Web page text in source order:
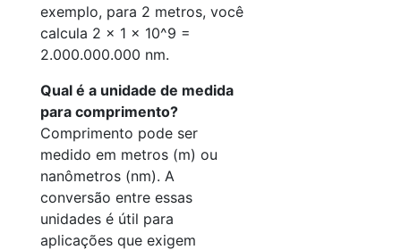
exemplo, para 2 metros, você
calcula 2 × 1 × 10^9 =
2.000.000.000 nm.
Qual é a unidade de medida
para comprimento?
Comprimento pode ser
medido em metros (m) ou
nanômetros (nm). A
conversão entre essas
unidades é útil para
aplicações que exigem